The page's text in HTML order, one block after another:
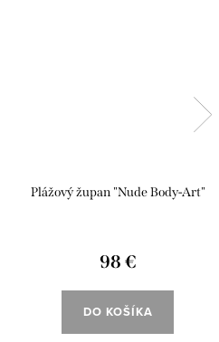
Plážový župan "Nude Body-Art"
98 €
DO KOŠÍKA